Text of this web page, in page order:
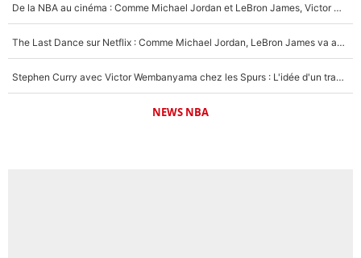
De la NBA au cinéma : Comme Michael Jordan et LeBron James, Victor Wembanyama rêve d'une carrière d'acteur !
The Last Dance sur Netflix : Comme Michael Jordan, LeBron James va avoir le droit à sa série !
Stephen Curry avec Victor Wembanyama chez les Spurs : L'idée d'un trade historique est lancée en NBA !
NEWS NBA